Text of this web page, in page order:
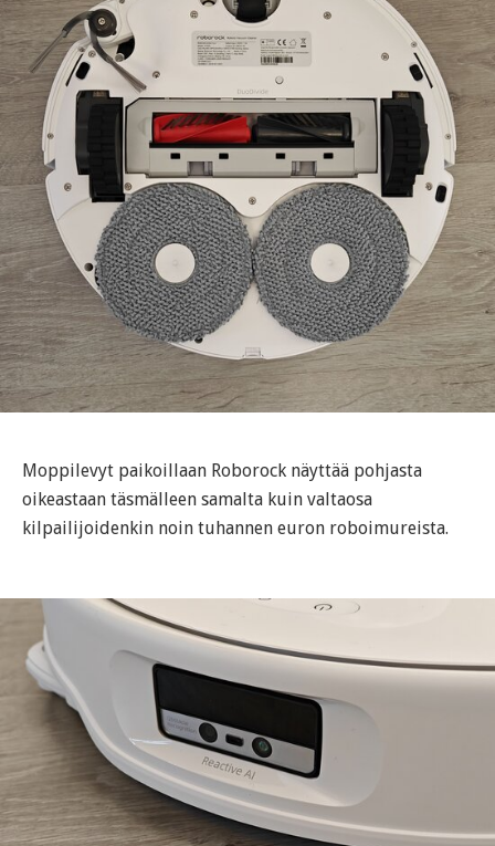
Moppilevyt paikoillaan Roborock näyttää pohjasta
oikeastaan täsmälleen samalta kuin valtaosa
kilpailijoidenkin noin tuhannen euron roboimureista.